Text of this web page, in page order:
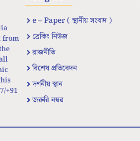
from
+91
e – Paper ( স্থানীয় সংবাদ )
ব্রেকিং নিউজ
রাজনীতি
বিশেষ প্রতিবেদন
দর্শনীয় স্থান
জরুরি নম্বর